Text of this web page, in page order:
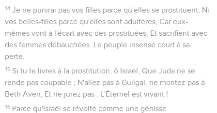
14 Je ne punirai pas vos filles parce qu'elles se prostituent, Ni
vos belles-filles parce qu'elles sont adultères, Car eux-
mêmes vont à l'écart avec des prostituées, Et sacrifient avec
des femmes débauchées. Le peuple insensé court à sa
perte.
15 Si tu te livres à la prostitution, ô Israël, Que Juda ne se
rende pas coupable ; N'allez pas à Guilgal, ne montez pas à
Beth Aven, Et ne jurez pas : L'Éternel est vivant !
16 Parce qu'Israël se révolte comme une génisse